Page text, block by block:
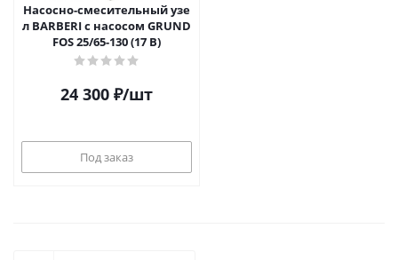
Насосно-смесительный узе
л BARBERI с насосом GRUND
FOS 25/65-130 (17 B)
24 300 ₽/шт
Под заказ